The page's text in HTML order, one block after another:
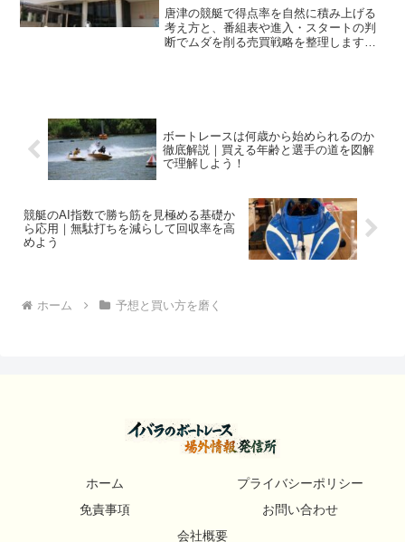
唐津の競艇で得点率を自然に積み上げる
考え方と、番組表や進入・スタートの判
断でムダを削る売買戦略を整理します。
ボートレースは何歳から始められるのか
徹底解説｜買える年齢と選手の道を図解
で理解しよう！
競艇のAI指数で勝ち筋を見極める基礎か
ら応用｜無駄打ちを減らして回収率を高
めよう
ホーム 予想と買い方を磨く
ホーム
プライバシーポリシー
免責事項
お問い合わせ
会社概要